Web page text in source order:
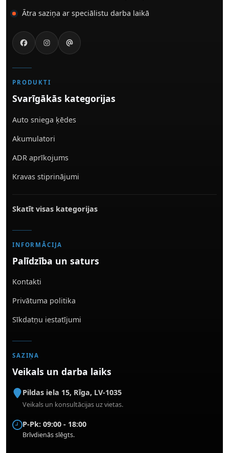
Ātra saziņa ar speciālistu darba laikā
PRODUKTI
Svarīgākās kategorijas
Auto sniega ķēdes
Akumulatori
ADR aprīkojums
Kravas stiprinājumi
Skatīt visas kategorijas
INFORMĀCIJA
Palīdzība un saturs
Kontakti
Privātuma politika
Sīkdatņu iestatījumi
SAZIŅA
Veikals un darba laiks
Pildas iela 15, Rīga, LV-1035
Veikals un konsultācijas uz vietas.
P-Pk: 09:00 - 18:00
Brīvdienās slēgts.